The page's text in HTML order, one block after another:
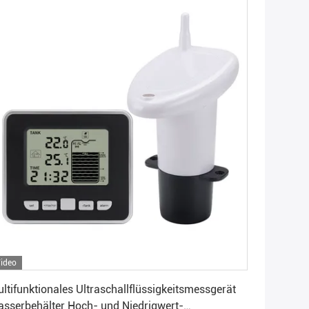
Ultraschallflüssigkeitsmessgerät
Hoch- und Niedrigwert-